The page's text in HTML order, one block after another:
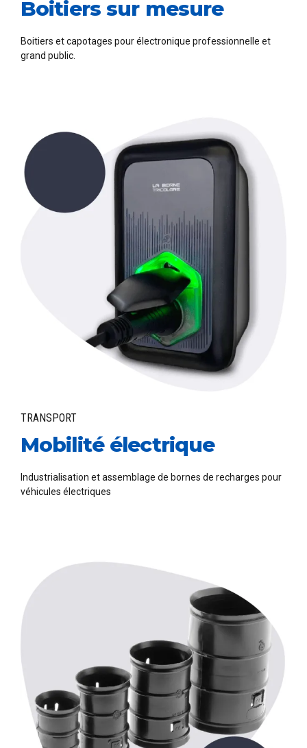
Boitiers sur mesure
Boitiers et capotages pour électronique professionnelle et
grand public.
TRANSPORT
Mobilité électrique
Industrialisation et assemblage de bornes de recharges pour
véhicules électriques